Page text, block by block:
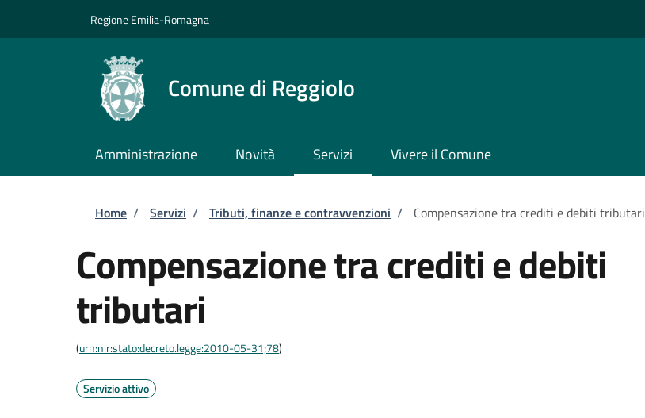
Regione Emilia-Romagna
Comune di Reggiolo
Amministrazione Novità Servizi Vivere il Comune
Briciole di pane
Home / Servizi / Tributi, finanze e contravvenzioni / Compensazione tra crediti e debiti tributari
Compensazione tra crediti e debiti
tributari
(urn:nir:stato:decreto.legge:2010-05-31;78)
Servizio attivo